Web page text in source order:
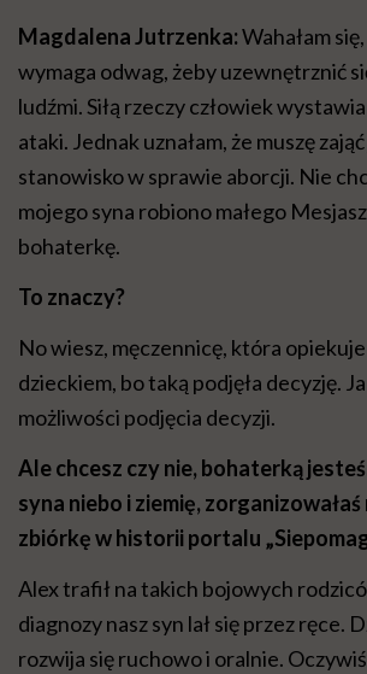
Magdalena Jutrzenka:Wahałam
wymaga odwag, żeby uzewnętrznić
ludźmi. Siłą rzeczy człowiek
ataki. Jednak uznałam, że muszę
stanowisko w sprawie aborcji. Nie
mojego syna robiono małego
bohaterkę.
To znaczy?
No wiesz, męczennicę, która
dzieckiem, bo taką podjęła decyzję.
możliwości podjęcia decyzji.
Ale chcesz czy nie, bohaterką
syna niebo i ziemię,
zbiórkę w historii portalu
Alex trafił na takich bojowych
diagnozy nasz syn lał się przez ręce.
rozwija się ruchowo i oralnie.